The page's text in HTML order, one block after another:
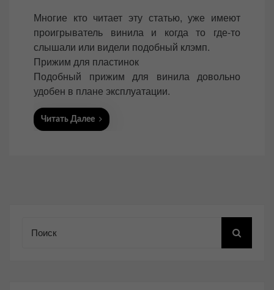
s
t
e
d
o
n
Многие кто читает эту статью, уже имеют
проигрыватель винила и когда то где-то
слышали или видели подобный клэмп.
Прижим для пластинок
Подобный прижим для винила довольно
удобен в плане эксплуатации.
Читать Далее